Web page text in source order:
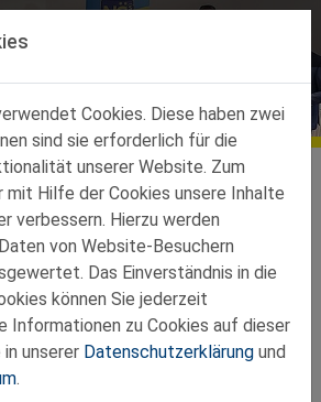
springen
IM BEZIRK WR.
Cookies. Diese haben zwei
sind sie erforderlich für die
unserer Website. Zum
mit Hilfe der Cookies unsere Inhalte
verbessern. Hierzu werden
von Website-Besuchern
Das Einverständnis in die
können Sie jederzeit
Informationen zu Cookies auf dieser
unserer Datenschutzerklärung und
.